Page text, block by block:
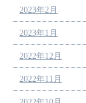
2023年2月
2023年1月
2022年12月
2022年11月